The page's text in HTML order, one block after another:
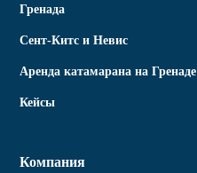
Гренада
Сент-Китс и Невис
Аренда катамарана на Гренаде
Кейсы
Компания